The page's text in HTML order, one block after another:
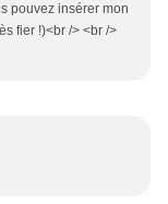
pouvez insérer mon
fier !)<br /> <br />